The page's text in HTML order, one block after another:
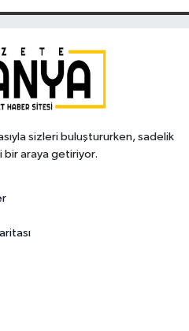
sizleri buluştururken, sadelik
bir araya getiriyor.